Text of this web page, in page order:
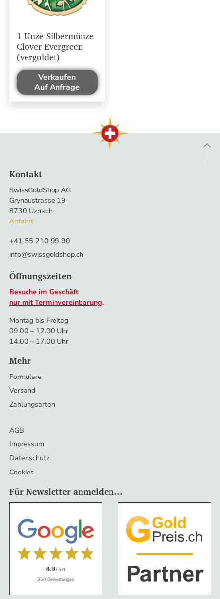
1 Unze Silbermünze
Clover Evergreen
(vergoldet)
Verkaufen
Auf Anfrage
Kontakt
SwissGoldShop AG
Grynaustrasse 19
8730 Uznach
Anfahrt
+41 55 210 99 90
info@swissgoldshop.ch
Öffnungszeiten
Besuche im Geschäft
nur mit Terminvereinbarung.
Montag bis Freitag
09.00 – 12.00 Uhr
14.00 – 17.00 Uhr
Mehr
Formulare
Versand
Zahlungsarten
AGB
Impressum
Datenschutz
Cookies
Für Newsletter anmelden…
4.9/ 5.0
350 Bewertungen